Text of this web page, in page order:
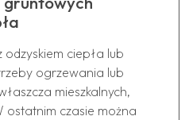
ciepła lub
ogrzewania lub
mieszkalnych,
ostatnim czasie można